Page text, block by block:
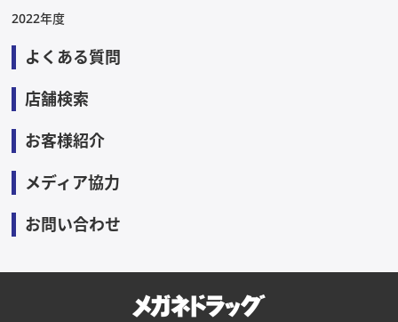
2022年度
よくある質問
店舗検索
お客様紹介
メディア協力
お問い合わせ